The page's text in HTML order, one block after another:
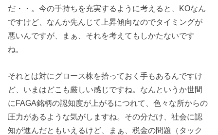
だ・・。今の手持ちを充実するように考えると、KOなん
ですけど、なんか先んじて上昇傾向なのでタイミングが
悪いんですが、まぁ、それを考えてもしかたないです
ね。
それとは対にグロース株を拾っておく手もあるんですけ
ど、いまはどこも厳しい感じですね。なんというか世間
にFAGA銘柄の認知度が上がるにつれて、色々な所からの
圧力があるような気がしますね。その分だけ、社会に認
知が進んだともいえるけど、まぁ、税金の問題（タック